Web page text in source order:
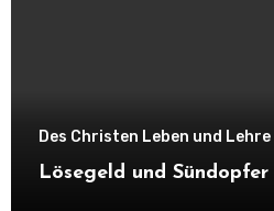
Des Christen Leben und Lehre
Lösegeld und Sündopfer